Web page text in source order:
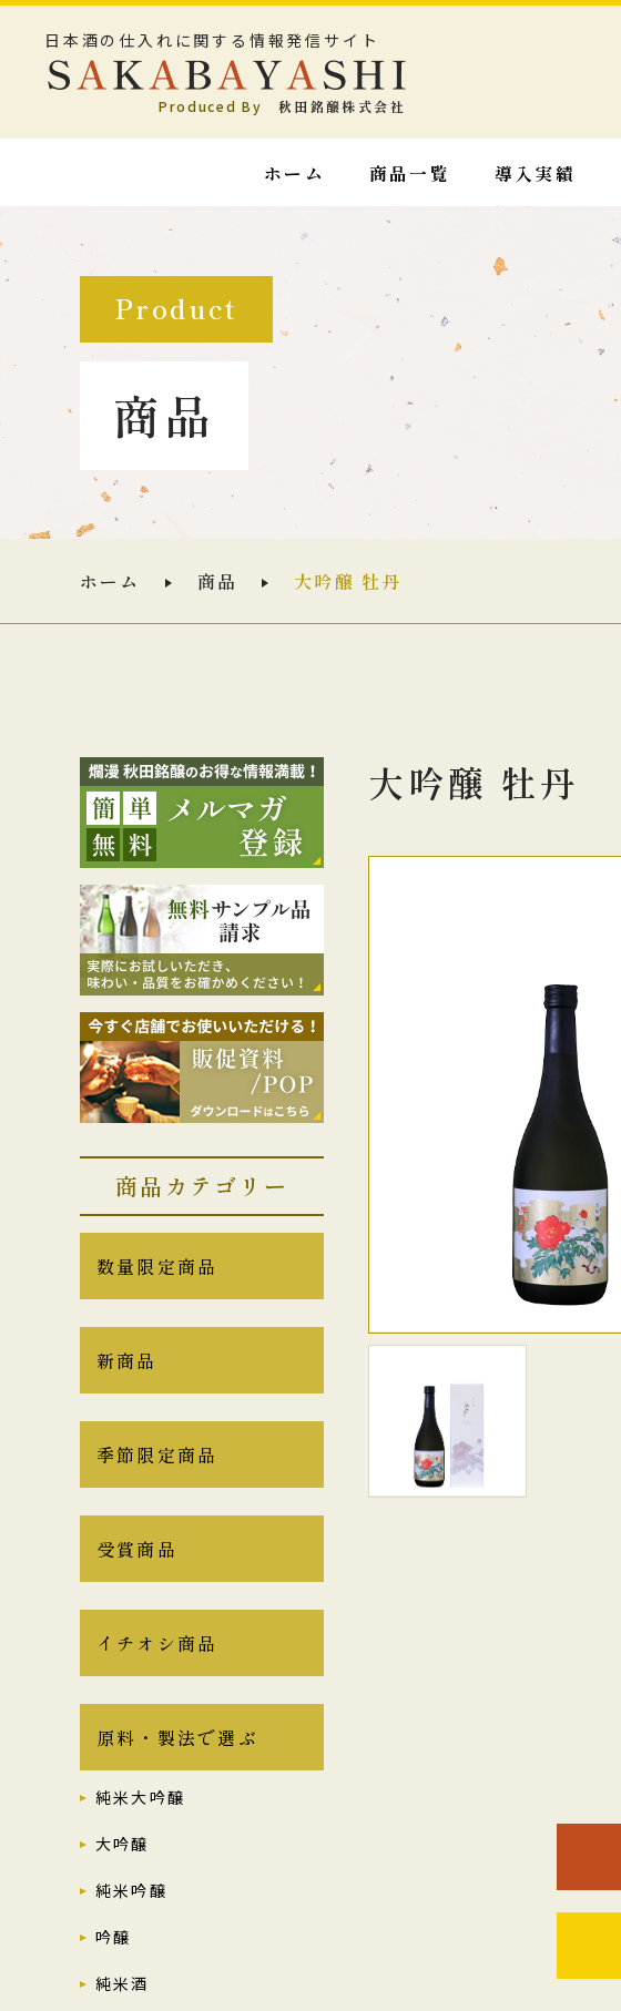
日本酒の仕入れに関する情報発信サイト
Produced By 秋田銘醸株式会社
ホーム 商品一覧 導入実績
Product
商品
ホーム 商品 大吟醸 牡丹
大吟醸 牡丹
商品カテゴリー
数量限定商品
新商品
季節限定商品
受賞商品
イチオシ商品
原料・製法で選ぶ
純米大吟醸
大吟醸
純米吟醸
吟醸
純米酒